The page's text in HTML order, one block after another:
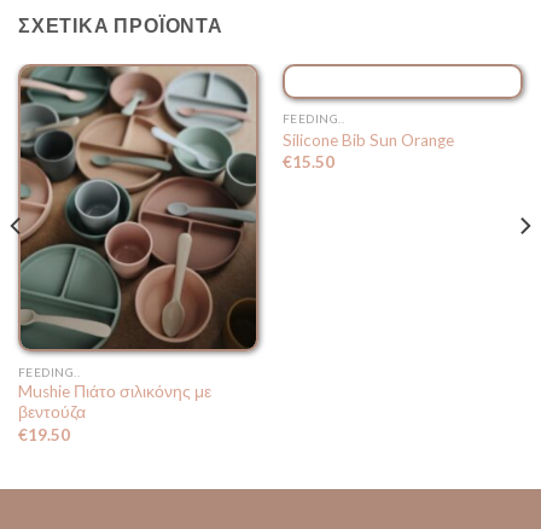
ΣΧΕΤΙΚΆ ΠΡΟΪΌΝΤΑ
FEEDING..
Mushie Πιάτο σιλικόνης με
βεντούζα
€19.50
FEEDING..
Silicone Bib Sun Orange
€15.50